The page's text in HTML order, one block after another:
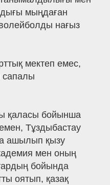
мыңдаған
нағыз
мектеп емес,
сапалы
қаласы бойынша
Тұздыбастау
ашылып қызу
мен оның
бойында
оятып, қазақ